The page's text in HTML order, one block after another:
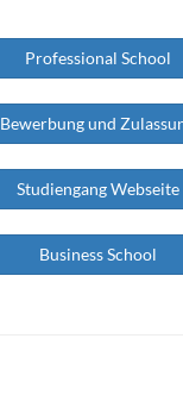
Professional School
Bewerbung und
Studiengang Webseite
Business School